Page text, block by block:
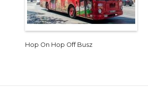
Hop On Hop Off Busz